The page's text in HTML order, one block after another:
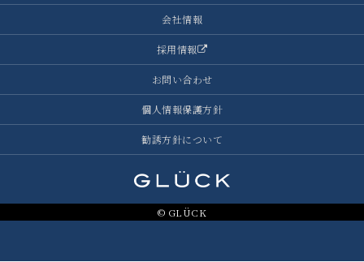
会社情報
採用情報
お問い合わせ
個人情報保護方針
勧誘方針について
© GLÜCK